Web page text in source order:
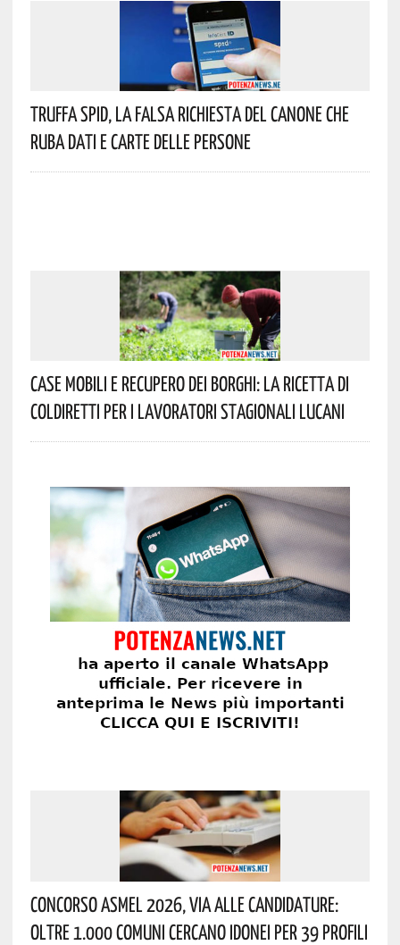
Truffa Spid, La Falsa Richiesta Del Canone Che
Ruba Dati E Carte Delle Persone
Case Mobili E Recupero Dei Borghi: La Ricetta Di
Coldiretti Per I Lavoratori Stagionali Lucani
Concorso Asmel 2026, Via Alle Candidature:
Oltre 1.000 Comuni Cercano Idonei Per 39 Profili